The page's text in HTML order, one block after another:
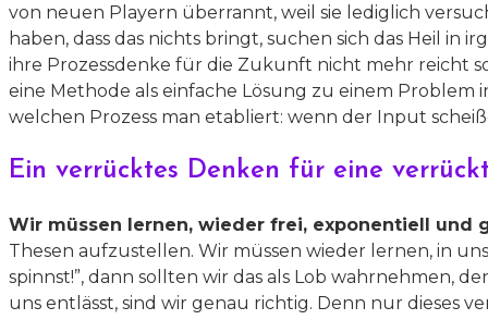
von neuen Playern überrannt, weil sie lediglich
haben, dass das nichts bringt, suchen sich das Heil
ihre Prozessdenke für die Zukunft nicht mehr reicht
eine Methode als einfache Lösung zu einem
welchen Prozess man etabliert: wenn der Input
Ein verrücktes Denken für eine
Wir müssen lernen, wieder frei, exponentiell und
Thesen aufzustellen. Wir müssen wieder lernen, in
spinnst!”, dann sollten wir das als Lob wahrnehmen,
uns entlässt, sind wir genau richtig. Denn nur dieses